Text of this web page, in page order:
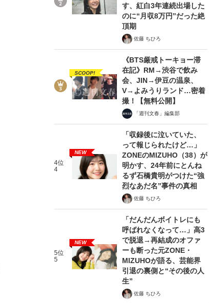
す、紅白3年連続出場した
のに“月収8万円”だった絶
頂期
佐藤 ちひろ
SCOOP!
《BTS厳戒トーキョー滞
在記》RM→渋谷で飲み
会、JIN→伊豆の温泉、
V→よみうりランド…密着
撮！【無料公開】
「週刊文春」編集部
4位
4
NEW
「収録後に泣いていた、
って報じられたけど…」
ZONEのMIZUHO（38）が
明かす、24年前にとんね
るず石橋貴明がつけた“強
烈なあだ名”事件の真相
佐藤 ちひろ
5位
5
NEW
「だんだんボイトレにも
呼ばれなくなって…」高3
で脱退→再結成のオファ
ーも断った元ZONE・
MIZUHOが語る、芸能界
引退の裏側と“その後の人
生”
佐藤 ちひろ